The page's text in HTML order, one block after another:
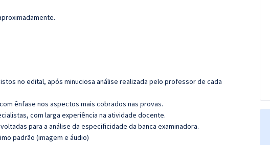
no edital, após minuciosa análise realizada pelo professor de cada
ênfase nos aspectos mais cobrados nas provas.
com larga experiência na atividade docente.
para a análise da especificidade da banca examinadora.
padrão (imagem e áudio)